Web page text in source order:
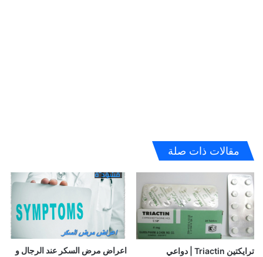
مقالات ذات صلة
ترايكتين Triactin | دواعي
اعراض مرض السكر عند الرجال و